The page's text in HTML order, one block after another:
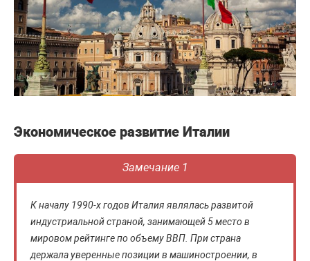
Экономическое развитие Италии
Замечание 1
К началу 1990-х годов Италия являлась развитой
индустриальной страной, занимающей 5 место в
мировом рейтинге по объему ВВП. При страна
держала уверенные позиции в машиностроении, в